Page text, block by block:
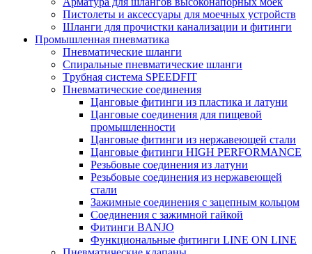
Пистолеты и аксессуары для моечных устройств
Шланги для прочистки канализации и фитинги
Промышленная пневматика
Пневматические шланги
Спиральные пневматические шланги
Tрубная система SPEEDFIT
Пневматические соединения
Цанговые фитинги из пластика и латуни
Цанговые соединения для пищевой
промышленности
Цанговые фитинги из нержавеющей стали
Цанговые фитинги HIGH PERFORMANCE
Резьбовые соединения из латуни
Резьбовые соединения из нержавеющей
стали
Зажимные соединения с зацепным кольцом
Соединения с зажимной гайкой
Фитинги BANJO
Функциональные фитинги LINE ON LINE